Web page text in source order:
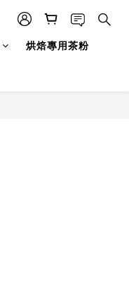
烘焙專用茶粉